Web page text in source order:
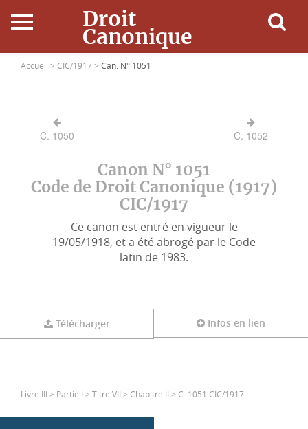
Droit
Canonique
Accueil
Ressources
Accueil > CIC/1917 > Can. N° 1051
C. 1050 C. 1052
Canon N° 1051
Code de Droit Canonique (1917)
CIC/1917
Ce canon est entré en vigueur le
19/05/1918, et a été abrogé par le Code
latin de 1983.
Télécharger Infos en lien
Livre III > Partie I > Titre VII > Chapitre II > C. 1051 CIC/1917